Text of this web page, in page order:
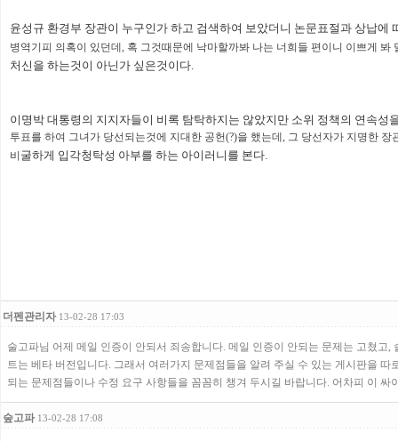
윤성규 환경부 장관이 누구인가 하고 검색하여 보았더니 논문표절과 상납에
병역기피 의혹이 있던데, 혹 그것때문에 낙마할까봐 나는 너희들 편이니 이쁘게 봐
처신을 하는것이 아닌가 싶은것이다.
이명박 대통령의 지지자들이 비록 탐탁하지는 않았지만 소위 정책의 연속성
투표를 하여 그녀가 당선되는것에 지대한 공헌(?)을 했는데, 그 당선자가 지명한 장
비 굴하게 입각청탁성 아부를 하는 아이러니를 본다.
더펜관리자 13-02-28 17:03
술고파님 어제 메일 인증이 안되서 죄송합니다. 메일 인증이 안되는 문제는 고쳤고
트는 베타 버전입니다. 그래서 여러가지 문제점들을 알려 주실 수 있는 게시판을
되는 문제점들이나 수정 요구 사항들을 꼼꼼히 챙겨 두시길 바랍니다. 어차피 이 싸
숲고파 13-02-28 17:08